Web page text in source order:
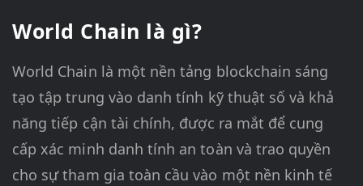
World Chain là gì?
World Chain là một nền tảng blockchain sáng
tạo tập trung vào danh tính kỹ thuật số và khả
năng tiếp cận tài chính, được ra mắt để cung
cấp xác minh danh tính an toàn và trao quyền
cho sự tham gia toàn cầu vào một nền kinh tế